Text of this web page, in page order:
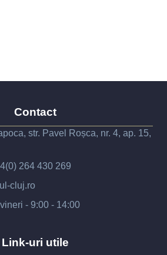
Contact
str. Pavel Roșca, nr. 4, ap. 15,
264 430 269
cluj.ro
- 9:00 - 14:00
Link-uri utile